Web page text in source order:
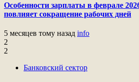
Особенности зарплаты в феврале
повлияет сокращение рабочих дней
5 месяцев тому назад info
2
2
Банковский сектор